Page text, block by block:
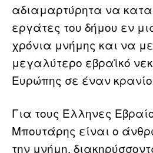
αδιαμαρτύρητα να
εργάτες του δήμου εν
χρόνια μνήμης και να
μεγαλύτερο εβραϊκό
Ευρώπης σε έναν
Για τους Έλληνες
Μπουτάρης είναι ο
την μνήμη,